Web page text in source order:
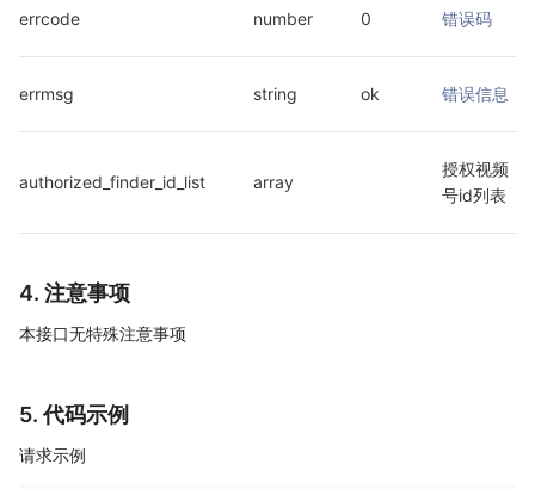
errcode number 0 错误码
errmsg string ok 错误信息
authorized_finder_id_list array
授权视频
号id列表
4. 注意事项
本接口无特殊注意事项
5. 代码示例
请求示例